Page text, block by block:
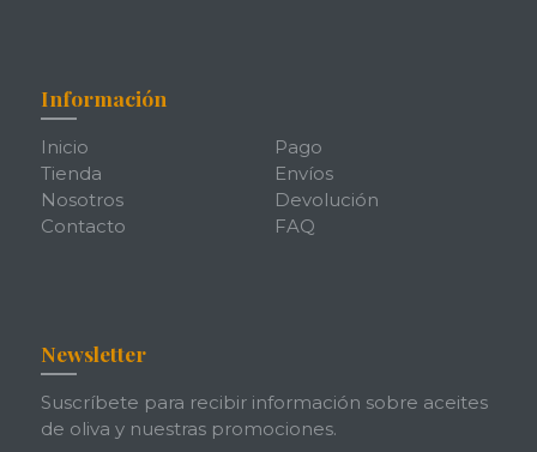
Información
Inicio
Tienda
Nosotros
Contacto
Pago
Envíos
Devolución
FAQ
Newsletter
Suscríbete para recibir información sobre aceites
de oliva y nuestras promociones.